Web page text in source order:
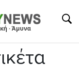
· Άμυνα